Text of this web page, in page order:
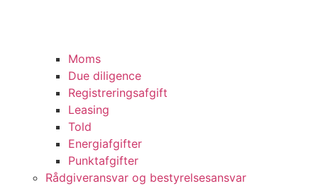
Moms
Due diligence
Registreringsafgift
Leasing
Told
Energiafgifter
Punktafgifter
Rådgiveransvar og bestyrelsesansvar